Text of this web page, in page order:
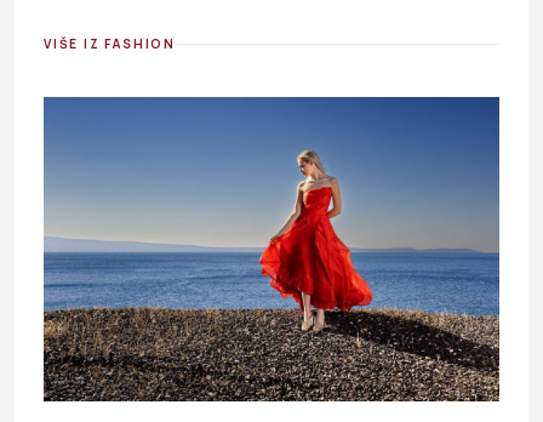
VIŠE IZ FASHION